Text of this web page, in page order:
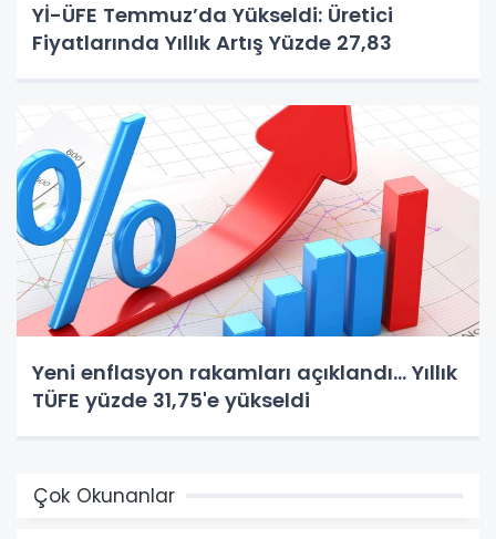
Yİ-ÜFE Temmuz’da Yükseldi: Üretici
Fiyatlarında Yıllık Artış Yüzde 27,83
Yeni enflasyon rakamları açıklandı... Yıllık
TÜFE yüzde 31,75'e yükseldi
Çok Okunanlar